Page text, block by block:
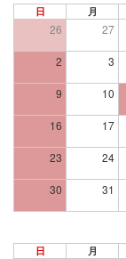
日 月
26 27
2 3
9 10
16 17
23 24
30 31
日 月